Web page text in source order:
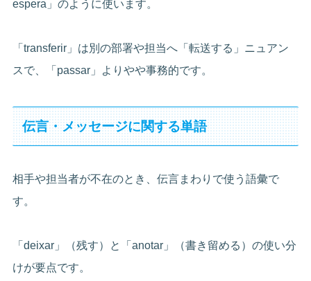
espera」のように使います。
「transferir」は別の部署や担当へ「転送する」ニュアン
スで、「passar」よりやや事務的です。
伝言・メッセージに関する単語
相手や担当者が不在のとき、伝言まわりで使う語彙で
す。
「deixar」（残す）と「anotar」（書き留める）の使い分
けが要点です。